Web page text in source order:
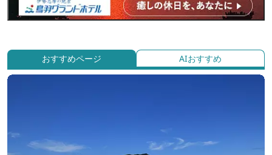
おすすめページ AIおすすめ